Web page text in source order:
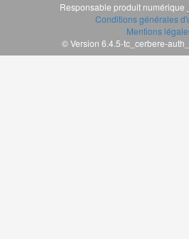
Responsable produit numérique
Conditions générales
Mentions
© Version 6.4.5-tc_cerbere-